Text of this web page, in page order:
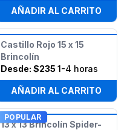
AÑADIR AL CARRITO
Castillo Rojo 15 x 15
Brincolín
Desde: $235 1-4 horas
AÑADIR AL CARRITO
POPULAR
13 x 13 Brincolín Spider-